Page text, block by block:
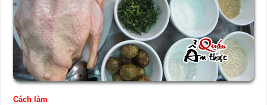
Cách làm